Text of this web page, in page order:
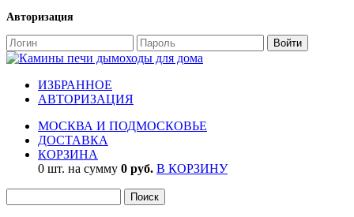
Авторизация
ИЗБРАННОЕ
АВТОРИЗАЦИЯ
МОСКВА И ПОДМОСКОВЬЕ
ДОСТАВКА
КОРЗИНА
0 шт. на сумму 0 руб. В КОРЗИНУ